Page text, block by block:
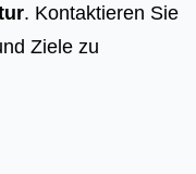
. Kontaktieren Sie
Ziele zu